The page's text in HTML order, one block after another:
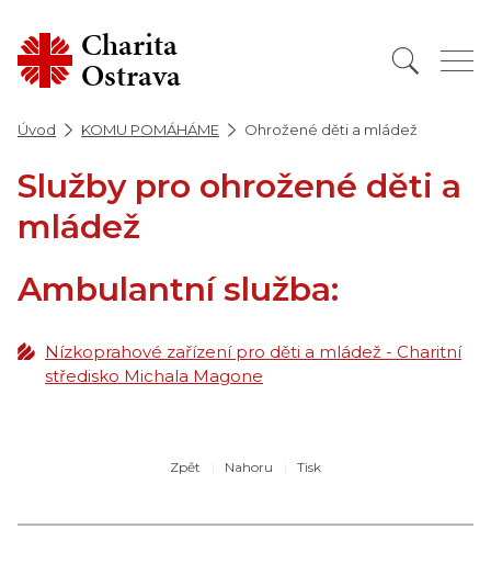
Charita
Ostrava
Úvod KOMU POMÁHÁME Ohrožené děti a mládež
Služby pro ohrožené děti a
mládež
Ambulantní služba:
Nízkoprahové zařízení pro děti a mládež - Charitní
středisko Michala Magone
Zpět Nahoru Tisk